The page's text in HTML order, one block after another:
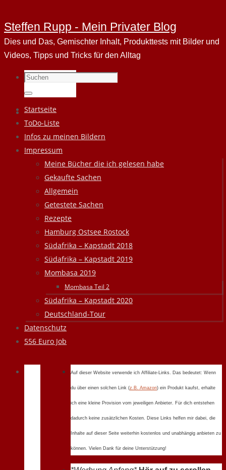
Steffen Rupp - Mein Privater Blog
Dies und Das, Gemischter Inhalt, Produkttests mit Bilder und
Videos, Tipps und Tricks für den Alltag
Suchen
nach:
Suchen
Zum
Inhalt
springen
Startseite
ToDo-Liste
Infos zu meinen Bildern
Impressum
Meine Bücher die ich gelesen habe
Gekaufte Sachen
Allgemein
Getestete Sachen
Rezepte
Hamburg Ostsee Rostock
Südafrika – Kapstadt 2018
Südafrika – Kapstadt 2019
Mombasa 2019
Mombasa Teil 2
Südafrika – Kapstadt 2020
Deutschland-Tour
Datenschutz
556 Euro Job
Auf dieser Website verwende ich Affiliate-Links. Das bedeutet: Wenn
du über einen solchen Link (z.B. Amazon) ein Produkt kaufst, erhalte
ich eine kleine Provision vom jeweiligen Anbieter. Für dich entstehen
dadurch keine zusätzlichen Kosten. Diese Links helfen mir dabei, die
Inhalte auf dieser Seite weiterhin kostenlos und unabhängig anbieten zu
können. Vielen Dank für deine Unterstützung!